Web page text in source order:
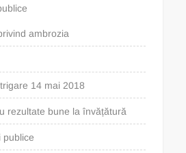
ambrozia
14 mai 2018
rezultate bune la învățătură
publice